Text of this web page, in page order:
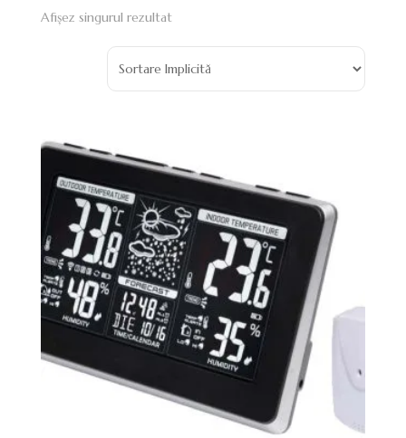
Afișez singurul rezultat